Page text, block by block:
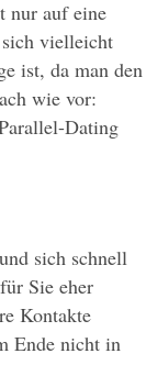
nur auf eine
vielleicht
ist, da man den
wie vor:
Dating
sich schnell
Sie eher
Kontakte
Ende nicht in